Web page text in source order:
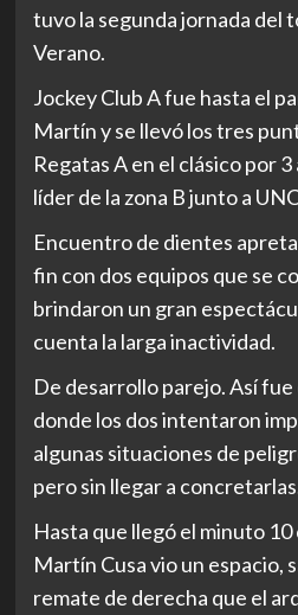
tuvo la segunda jornada del
Verano.
Jockey Club A fue hasta el
Martín y se llevó los tres
Regatas A en el clásico por
líder de la zona B junto a
Encuentro de dientes
fin con dos equipos que se
brindaron un gran
cuenta la larga inactividad.
De desarrollo parejo. Así
donde los dos intentaron
algunas situaciones de
pero sin llegar a
Hasta que llegó el minuto
Martín Cusa vio un espacio,
remate de derecha que el